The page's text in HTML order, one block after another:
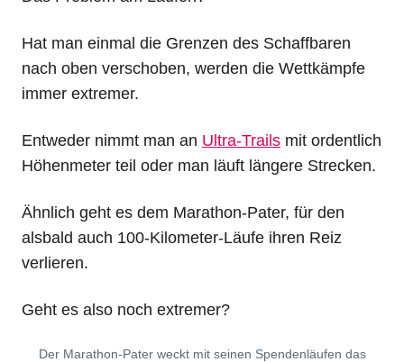
Hat man einmal die Grenzen des Schaffbaren
nach oben verschoben, werden die Wettkämpfe
immer extremer.
Entweder nimmt man an Ultra-Trails mit ordentlich
Höhenmeter teil oder man läuft längere Strecken.
Ähnlich geht es dem Marathon-Pater, für den
alsbald auch 100-Kilometer-Läufe ihren Reiz
verlieren.
Geht es also noch extremer?
Der Marathon-Pater weckt mit seinen Spendenläufen das